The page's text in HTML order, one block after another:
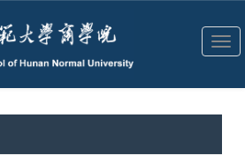
切
换
航